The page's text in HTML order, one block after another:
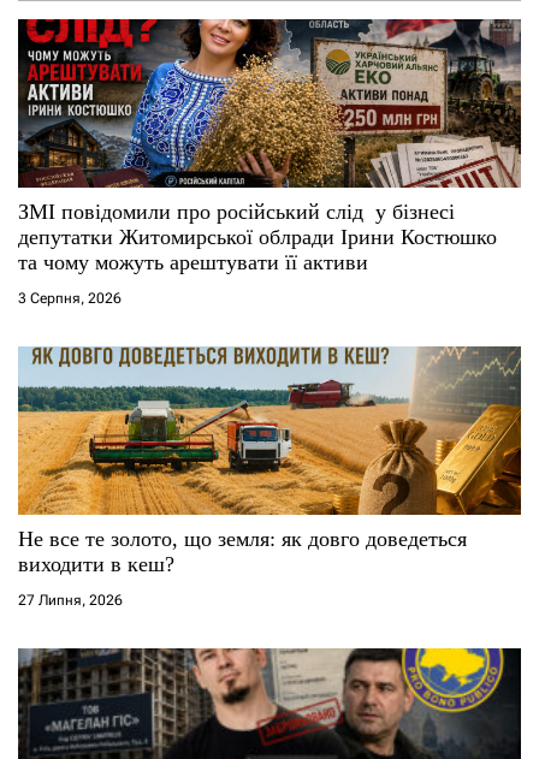
ЗМІ повідомили про російський слід у бізнесі
депутатки Житомирської облради Ірини Костюшко
та чому можуть арештувати її активи
3 Серпня, 2026
Не все те золото, що земля: як довго доведеться
виходити в кеш?
27 Липня, 2026